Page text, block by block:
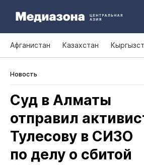
Афганистан Казахстан
Новость
Суд в Алматы
отправил
Тулесову в СИЗО
по делу о сбитой